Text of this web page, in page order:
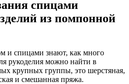
спицами
из помпонной
и спицами знают, как много
рукоделия можно найти в
крупных группы, это шерстяная,
и смешанная пряжа.